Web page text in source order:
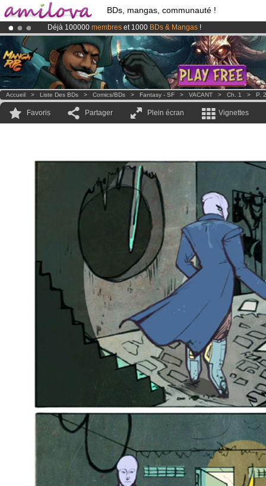
BDs, mangas, communauté !
Déjà 100000 membres et 1000 BDs & Mangas !
LeKickstarter Amilova est désormais lancé!.
Abonnement premium: à partir de
3.95 eurospar mois !Clique ici
Accueil > Liste Des BDs > Comics/BDs > Fantasy - SF > VACANT > Ch. 1 > P. 2
Favoris Partager Plein écran Vignettes